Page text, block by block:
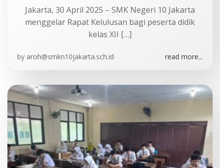
Jakarta, 30 April 2025 – SMK Negeri 10 Jakarta
menggelar Rapat Kelulusan bagi peserta didik
kelas XII […]
by aroh@smkn10jakarta.sch.id read more...